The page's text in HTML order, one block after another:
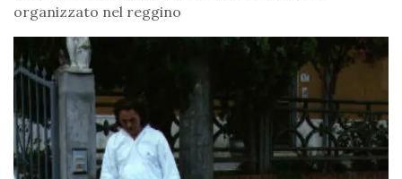
organizzato nel reggino